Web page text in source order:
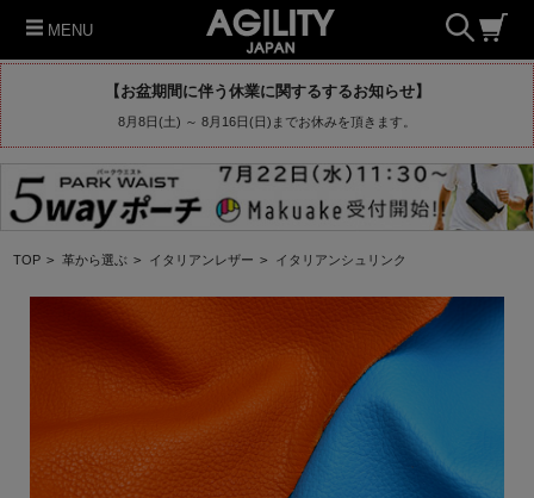
MENU
【お盆期間に伴う休業に関するするお知らせ】
8月8日(土) ～ 8月16日(日)までお休みを頂きます。
TOP > 革から選ぶ > イタリアンレザー > イタリアンシュリンク